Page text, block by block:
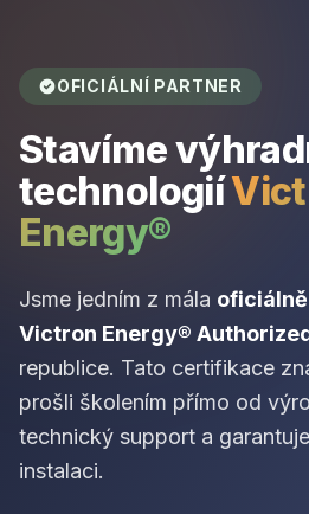
OFICIÁLNÍ PARTNER
Stavíme
technologií
Energy®
Jsme jedním z mála
Victron Energy®
republice. Tato certifikace
prošli školením přímo od
technický support a
instalaci.